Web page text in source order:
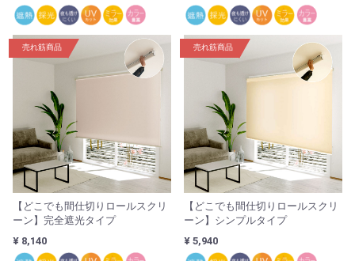
売れ筋商品
【どこでも間仕切りロールスクリ
ーン】完全遮光タイプ
¥ 8,140
売れ筋商品
【どこでも間仕切りロールスクリ
ーン】シンプルタイプ
¥ 5,940